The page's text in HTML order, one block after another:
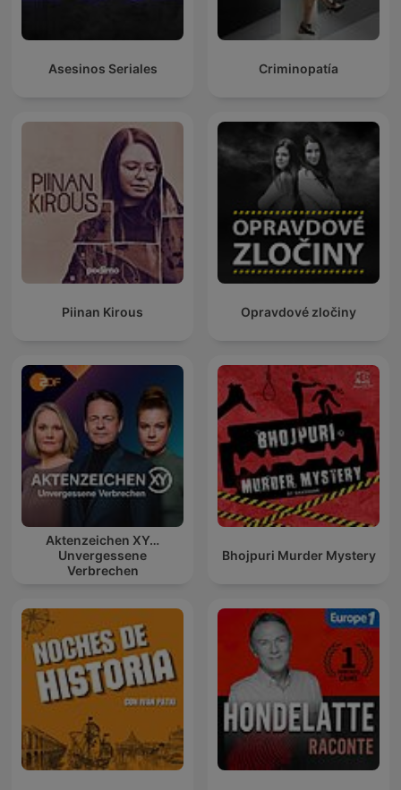
Asesinos Seriales Criminopatía
Piinan Kirous Opravdové zločiny
Aktenzeichen XY…
Unvergessene
Verbrechen
Bhojpuri Murder Mystery